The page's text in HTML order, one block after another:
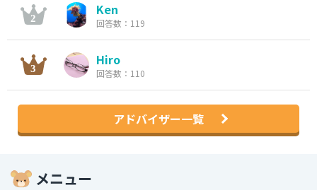
Ken
回答数：119
Hiro
回答数：110
アドバイザー一覧
メニュー